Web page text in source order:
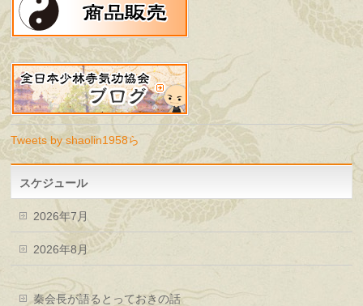
Tweets by shaolin1958ら
スケジュール
2026年7月
2026年8月
秦会長が語るとっておきの話